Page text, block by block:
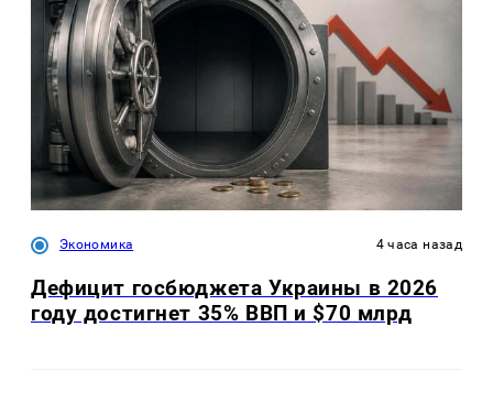
Экономика 4 часа назад
Дефицит госбюджета Украины в 2026
году достигнет 35% ВВП и $70 млрд